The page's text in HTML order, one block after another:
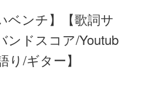
ベンチ】【歌詞サ
ンドスコア/Youtub
り/ギター】